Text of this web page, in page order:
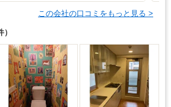
この会社の口コミをもっと見る >
）